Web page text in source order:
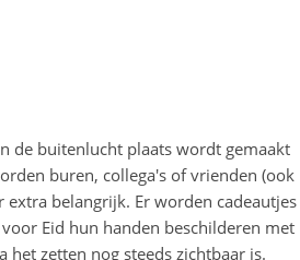
de buitenlucht plaats wordt gemaakt
buren, collega's of vrienden (ook
belangrijk. Er worden cadeautjes
Eid hun handen beschilderen met
zetten nog steeds zichtbaar is.